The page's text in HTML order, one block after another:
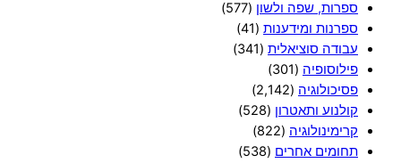
ספרות, שפה ולשון (577)
ספרנות ומידענות (41)
עבודה סוציאלית (341)
פילוסופיה (301)
פסיכולוגיה (2,142)
קולנוע ותאטרון (528)
קרימינולוגיה (822)
תחומים אחרים (538)